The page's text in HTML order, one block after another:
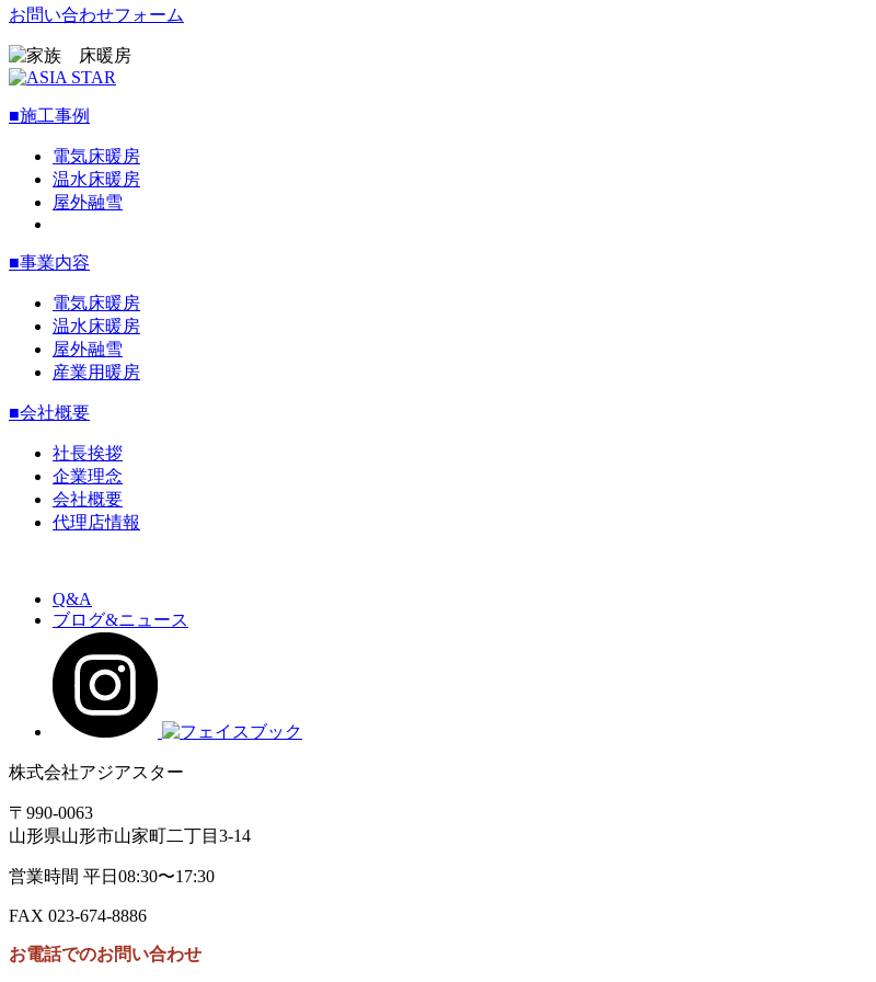
お問い合わせフォーム
■施工事例
電気床暖房
温水床暖房
屋外融雪
■事業内容
電気床暖房
温水床暖房
屋外融雪
産業用暖房
■会社概要
社長挨拶
企業理念
会社概要
代理店情報
Q&A
ブログ&ニュース
株式会社アジアスター
〒990-0063
山形県山形市山家町二丁目3-14
営業時間 平日08:30〜17:30
FAX 023-674-8886
お電話でのお問い合わせ